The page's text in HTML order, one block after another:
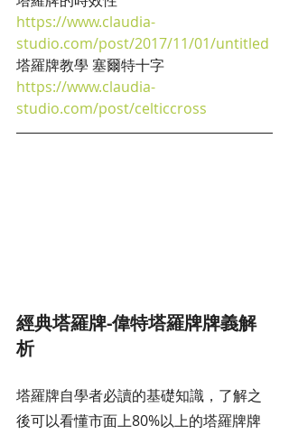
https://www.claudia-
studio.com/post/2017/11/01/untitled
塔羅牌教學 塞爾特十字
https://www.claudia-
studio.com/post/celticcross
經典塔羅牌-偉特塔羅牌牌義解
析
塔羅牌自學者必讀的基礎知識，了解之
後可以看懂市面上80%以上的塔羅牌牌